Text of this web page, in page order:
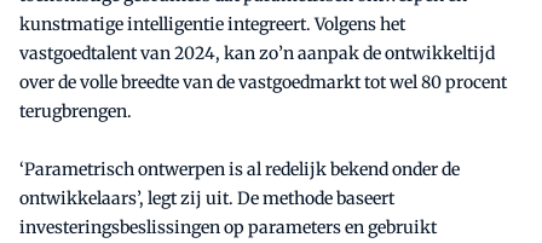
kunstmatige intelligentie integreert. Volgens het
vastgoedtalent van 2024, kan zo’n aanpak de ontwikkeltijd
over de volle breedte van de vastgoedmarkt tot wel 80 procent
terugbrengen.
‘Parametrisch ontwerpen is al redelijk bekend onder de
ontwikkelaars’, legt zij uit. De methode baseert
investeringsbeslissingen op parameters en gebruikt